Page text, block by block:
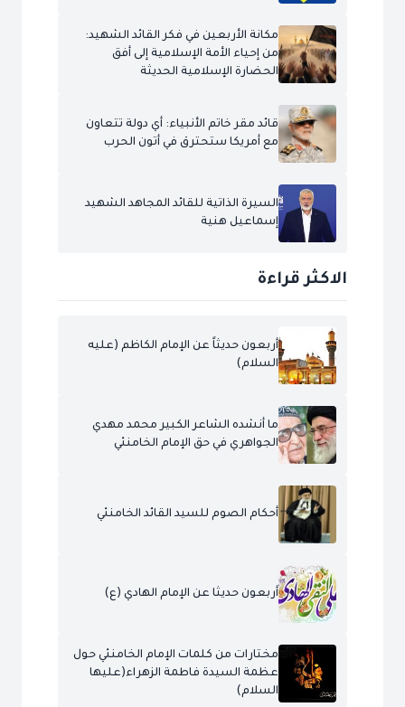
مكانة الأربعين في فكر القائد الشهيد:
من إحياء الأمة الإسلامية إلى أفق
الحضارة الإسلامية الحديثة
قائد مقر خاتم الأنبياء: أي دولة تتعاون
مع أمريكا ستحترق في أتون الحرب
السيرة الذاتية للقائد المجاهد الشهيد
إسماعيل هنية
الاكثر قراءة
أربعون حديثاً عن الإمام الكاظم (عليه
السلام)
ما أنشده الشاعر الكبير محمد مهدي
الجواهري في حق الإمام الخامنئي
أحكام الصوم للسيد القائد الخامنئي
أربعون حديثا عن الإمام الهادي (ع)
مختارات من كلمات الإمام الخامنئي حول
عظمة السيدة فاطمة الزهراء(عليها
السلام)